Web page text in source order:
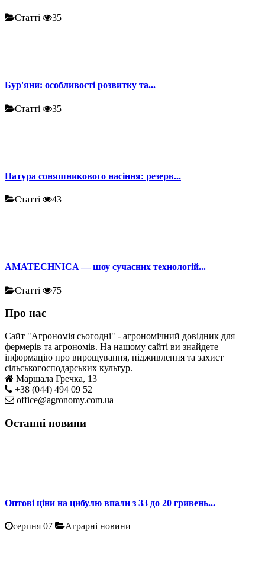
Статті 35
Бур'яни: особливості розвитку та...
Статті 35
Натура соняшникового насіння: резерв...
Статті 43
AMATECHNICA — шоу сучасних технологій...
Статті 75
Про нас
Сайт "Агрономія сьогодні" - агрономічний довідник для
фермерів та агрономів. На нашому сайті ви знайдете
інформацію про вирощування, підживлення та захист
сільськогосподарських культур.
Маршала Гречка, 13
+38 (044) 494 09 52
office@agronomy.com.ua
Останні новини
Оптові ціни на цибулю впали з 33 до 20 гривень...
серпня 07 Аграрні новини